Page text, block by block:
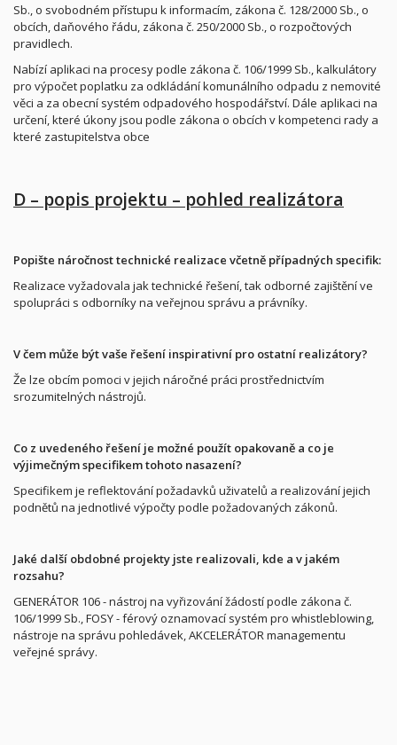
Sb., o svobodném přístupu k informacím, zákona č. 128/2000 Sb., o
obcích, daňového řádu, zákona č. 250/2000 Sb., o rozpočtových
pravidlech.
Nabízí aplikaci na procesy podle zákona č. 106/1999 Sb., kalkulátory
pro výpočet poplatku za odkládání komunálního odpadu z nemovité
věci a za obecní systém odpadového hospodářství. Dále aplikaci na
určení, které úkony jsou podle zákona o obcích v kompetenci rady a
které zastupitelstva obce
D – popis projektu – pohled realizátora
Popište náročnost technické realizace včetně případných specifik:
Realizace vyžadovala jak technické řešení, tak odborné zajištění ve
spolupráci s odborníky na veřejnou správu a právníky.
V čem může být vaše řešení inspirativní pro ostatní realizátory?
Že lze obcím pomoci v jejich náročné práci prostřednictvím
srozumitelných nástrojů.
Co z uvedeného řešení je možné použít opakovaně a co je
výjimečným specifikem tohoto nasazení?
Specifikem je reflektování požadavků uživatelů a realizování jejich
podnětů na jednotlivé výpočty podle požadovaných zákonů.
Jaké další obdobné projekty jste realizovali, kde a v jakém
rozsahu?
GENERÁTOR 106 - nástroj na vyřizování žádostí podle zákona č.
106/1999 Sb., FOSY - férový oznamovací systém pro whistleblowing,
nástroje na správu pohledávek, AKCELERÁTOR managementu
veřejné správy.